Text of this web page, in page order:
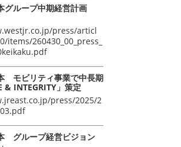
グループ中期経営計画
press/articl
items/260430_00_press_
モビリティ事業で中長期
& INTEGRITY」策定
press/2025/2
グループ経営ビジョン